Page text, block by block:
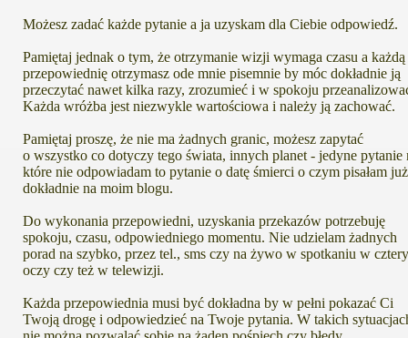
Możesz zadać każde pytanie a ja uzyskam dla Ciebie odpowiedź.
Pamiętaj jednak o tym, że otrzymanie wizji wymaga czasu a każdą
przepowiednię otrzymasz ode mnie pisemnie by móc dokładnie ją
przeczytać nawet kilka razy, zrozumieć i w spokoju
Każda wróżba jest niezwykle wartościowa i należy ją zachować.
Pamiętaj proszę, że nie ma żadnych granic, możesz zapytać
o wszystko co dotyczy tego świata, innych planet - jedyne pytanie
które nie odpowiadam to pytanie o datę śmierci o czym pisałam już
dokładnie na moim blogu.
Do wykonania przepowiedni, uzyskania przekazów potrzebuję
spokoju, czasu, odpowiedniego momentu. Nie udzielam żadnych
porad na szybko, przez tel., sms czy na żywo w spotkaniu w cztery
oczy czy też w telewizji.
Każda przepowiednia musi być dokładna by w pełni pokazać Ci
Twoją drogę i odpowiedzieć na Twoje pytania. W takich